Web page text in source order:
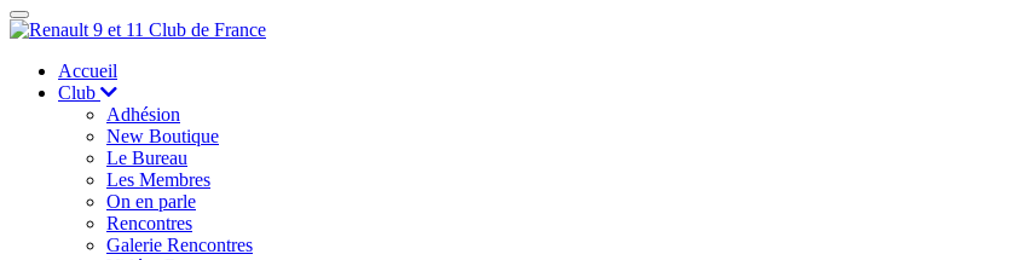
Accueil
Club
Adhésion
New Boutique
Le Bureau
Les Membres
On en parle
Rencontres
Galerie Rencontres